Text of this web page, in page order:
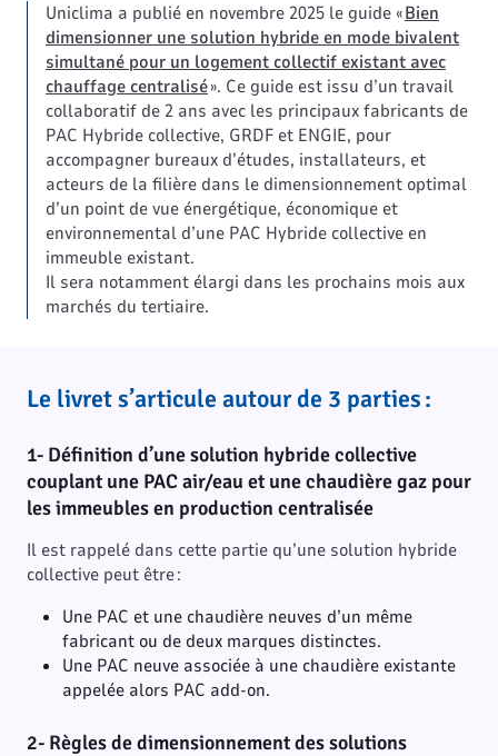
Uniclima a publié en novembre 2025 le guide «Bien
dimensionner une solution hybride en mode bivalent
simultané pour un logement collectif existant avec
chauffage centralisé». Ce guide est issu d’un travail
collaboratif de 2 ans avec les principaux fabricants de
PAC Hybride collective, GRDF et ENGIE, pour
accompagner bureaux d’études, installateurs, et
acteurs de la filière dans le dimensionnement optimal
d’un point de vue énergétique, économique et
environnemental d’une PAC Hybride collective en
immeuble existant.
Il sera notamment élargi dans les prochains mois aux
marchés du tertiaire.
Le livret s’articule autour de 3 parties :
1- Définition d’une solution hybride collective
couplant une PAC air/eau et une chaudière gaz pour
les immeubles en production centralisée
Il est rappelé dans cette partie qu’une solution hybride
collective peut être :
Une PAC et une chaudière neuves d’un même
fabricant ou de deux marques distinctes.
Une PAC neuve associée à une chaudière existante
appelée alors PAC add-on.
2- Règles de dimensionnement des solutions